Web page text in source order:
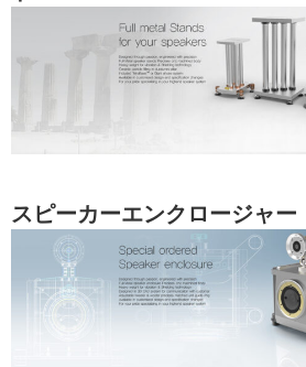
スピーカーエンクロージャ